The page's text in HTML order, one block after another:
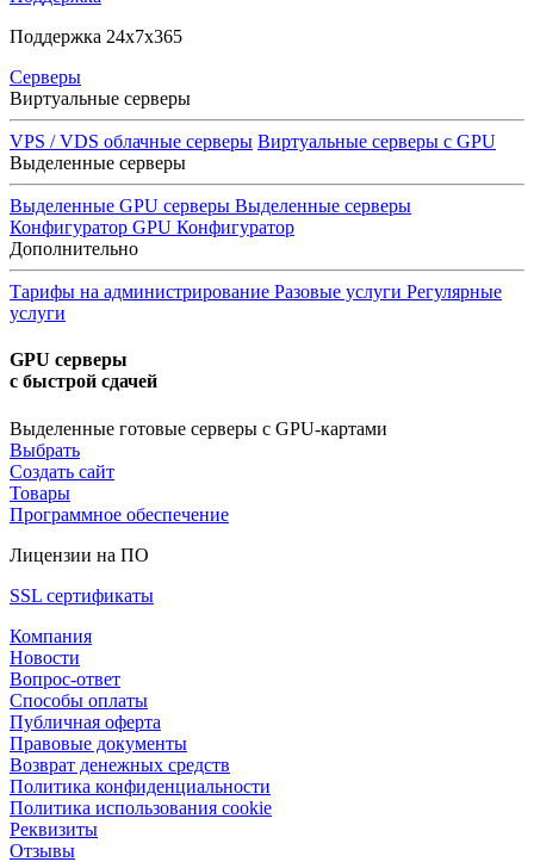
Поддержка 24x7x365
Серверы
Виртуальные серверы
VPS / VDS облачные серверы Виртуальные серверы с GPU
Выделенные серверы
Выделенные GPU серверы Выделенные серверы
Конфигуратор GPU Конфигуратор
Дополнительно
Тарифы на администрирование Разовые услуги Регулярные
услуги
GPU серверы
с быстрой сдачей
Выделенные готовые серверы с GPU-картами
Выбрать
Создать сайт
Товары
Программное обеспечение
Лицензии на ПО
SSL сертификаты
Компания
Новости
Вопрос-ответ
Способы оплаты
Публичная оферта
Правовые документы
Возврат денежных средств
Политика конфиденциальности
Политика использования cookie
Реквизиты
Отзывы